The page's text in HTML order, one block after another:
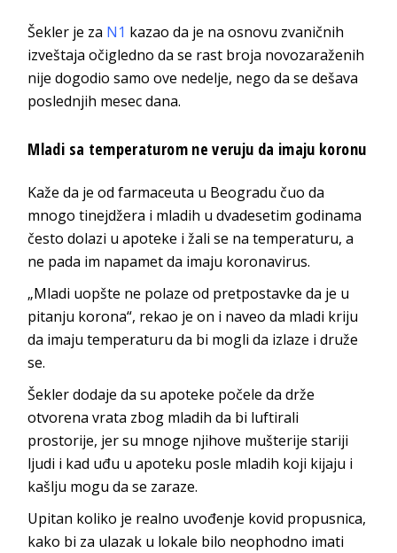
Šekler je za N1 kazao da je na osnovu zvaničnih
izveštaja očigledno da se rast broja novozaraženih
nije dogodio samo ove nedelje, nego da se dešava
poslednjih mesec dana.
Mladi sa temperaturom ne veruju da imaju koronu
Kaže da je od farmaceuta u Beogradu čuo da
mnogo tinejdžera i mladih u dvadesetim godinama
često dolazi u apoteke i žali se na temperaturu, a
ne pada im napamet da imaju koronavirus.
„Mladi uopšte ne polaze od pretpostavke da je u
pitanju korona“, rekao je on i naveo da mladi kriju
da imaju temperaturu da bi mogli da izlaze i druže
se.
Šekler dodaje da su apoteke počele da drže
otvorena vrata zbog mladih da bi luftirali
prostorije, jer su mnoge njihove mušterije stariji
ljudi i kad uđu u apoteku posle mladih koji kijaju i
kašlju mogu da se zaraze.
Upitan koliko je realno uvođenje kovid propusnica,
kako bi za ulazak u lokale bilo neophodno imati